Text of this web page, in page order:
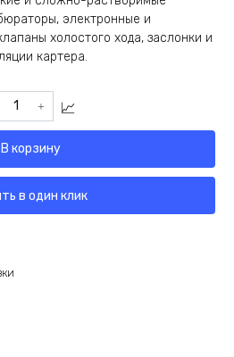
электронные и
холостого хода, заслонки и
картера.
В корзину
в один клик